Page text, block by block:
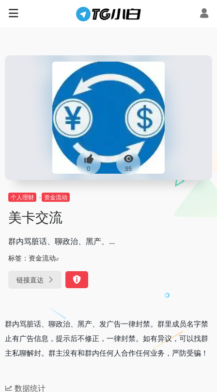
0 95
个人理财 资金流动
美卡交流
群内骂脏话、聊政治、黑产、...
标签： 资金流动
链接直达
群内骂脏话、聊政治、黑产、发广告一律封禁。群里成员名字禁
止有广告信息，提示后不修正，一律封禁。如有异议，可以找群
主私聊解封。群主没有和群内任何人合作任何业务，严防受骗！
数据统计